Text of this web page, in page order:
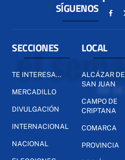
SÍGUENOS
SECCIONES
TE INTERESA...
MERCADILLO
DIVULGACIÓN
INTERNACIONAL
NACIONAL
LOCAL
ALCÁZAR DE
SAN JUAN
CAMPO DE
CRIPTANA
COMARCA
PROVINCIA